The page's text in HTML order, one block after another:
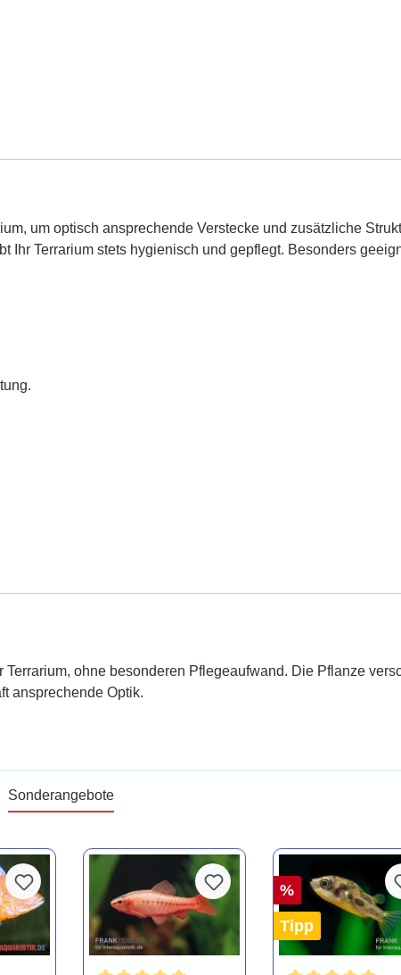
um optisch ansprechende Verstecke und zusätzliche
Terrarium stets hygienisch und gepflegt. Besonders
ohne besonderen Pflegeaufwand. Die Pflanze
ansprechende Optik.
Sonderangebote
%
Tipp